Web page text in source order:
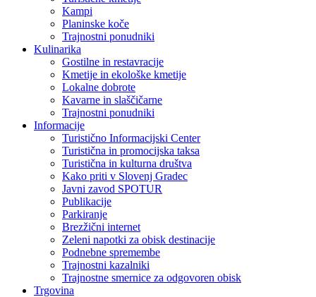
Kampi
Planinske koče
Trajnostni ponudniki
Kulinarika
Gostilne in restavracije
Kmetije in ekološke kmetije
Lokalne dobrote
Kavarne in slaščičarne
Trajnostni ponudniki
Informacije
Turistično Informacijski Center
Turistična in promocijska taksa
Turistična in kulturna društva
Kako priti v Slovenj Gradec
Javni zavod SPOTUR
Publikacije
Parkiranje
Brezžični internet
Zeleni napotki za obisk destinacije
Podnebne spremembe
Trajnostni kazalniki
Trajnostne smernice za odgovoren obisk
Trgovina